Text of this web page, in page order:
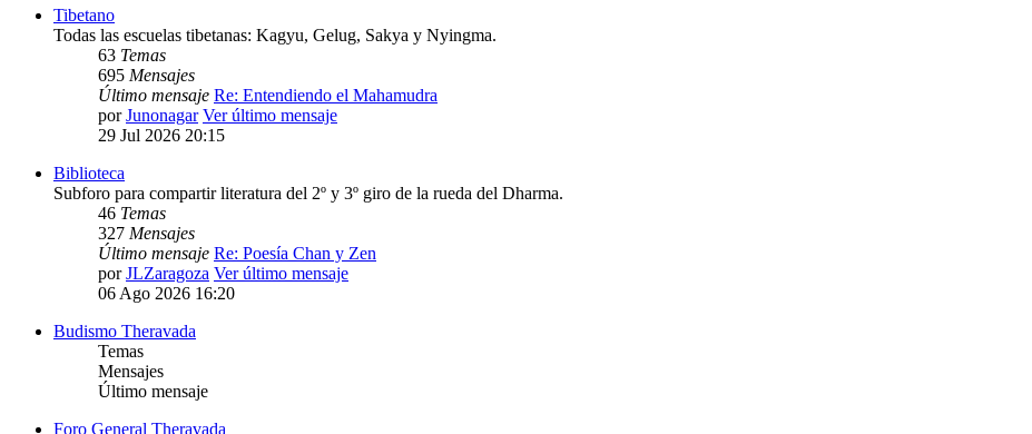
Tibetano
Todas las escuelas tibetanas: Kagyu, Gelug, Sakya y Nyingma.
63 Temas
695 Mensajes
Último mensaje Re: Entendiendo el Mahamudra
porJunonagar Ver último mensaje
29 Jul 2026 20:15
Biblioteca
Subforo para compartir literatura del 2º y 3º giro de la rueda del Dharma.
46 Temas
327 Mensajes
Último mensaje Re: Poesía Chan y Zen
porJLZaragoza Ver último mensaje
06 Ago 2026 16:20
Budismo Theravada
Temas
Mensajes
Último mensaje
Foro General Theravada